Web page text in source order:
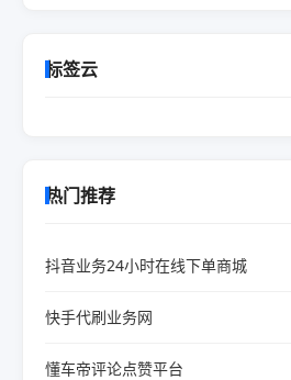
标签云
热门推荐
抖音业务24小时在线下单商城
快手代刷业务网
懂车帝评论点赞平台